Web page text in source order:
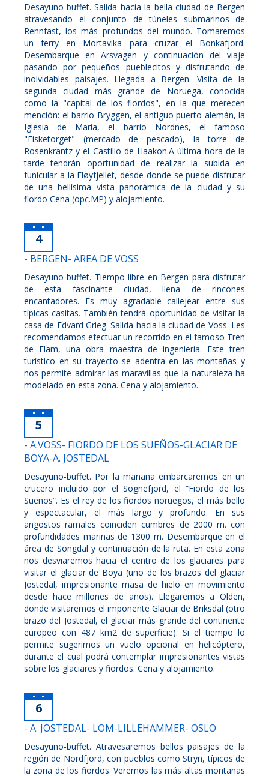
Desayuno-buffet. Salida hacia la bella ciudad de Bergen
atravesando el conjunto de túneles submarinos de
Rennfast, los más profundos del mundo. Tomaremos
un ferry en Mortavika para cruzar el Bonkafjord.
Desembarque en Arsvagen y continuación del viaje
pasando por pequeños pueblecitos y disfrutando de
inolvidables paisajes. Llegada a Bergen. Visita de la
segunda ciudad más grande de Noruega, conocida
como la "capital de los fiordos", en la que merecen
mención: el barrio Bryggen, el antiguo puerto alemán, la
Iglesia de María, el barrio Nordnes, el famoso
"Fisketorget" (mercado de pescado), la torre de
Rosenkrantz y el Castillo de Haakon.A última hora de la
tarde tendrán oportunidad de realizar la subida en
funicular a la Fløyfjellet, desde donde se puede disfrutar
de una bellísima vista panorámica de la ciudad y su
fiordo Cena (opc.MP) y alojamiento.
4
- BERGEN- AREA DE VOSS
Desayuno-buffet. Tiempo libre en Bergen para disfrutar
de esta fascinante ciudad, llena de rincones
encantadores. Es muy agradable callejear entre sus
típicas casitas. También tendrá oportunidad de visitar la
casa de Edvard Grieg. Salida hacia la ciudad de Voss. Les
recomendamos efectuar un recorrido en el famoso Tren
de Flam, una obra maestra de ingeniería. Este tren
turístico en su trayecto se adentra en las montañas y
nos permite admirar las maravillas que la naturaleza ha
modelado en esta zona. Cena y alojamiento.
5
- A.VOSS- FIORDO DE LOS SUEÑOS-GLACIAR DE
BOYA-A. JOSTEDAL
Desayuno-buffet. Por la mañana embarcaremos en un
crucero incluido por el Sognefjord, el “Fiordo de los
Sueños”. Es el rey de los fiordos noruegos, el más bello
y espectacular, el más largo y profundo. En sus
angostos ramales coinciden cumbres de 2000 m. con
profundidades marinas de 1300 m. Desembarque en el
área de Songdal y continuación de la ruta. En esta zona
nos desviaremos hacia el centro de los glaciares para
visitar el glaciar de Boya (uno de los brazos del glaciar
Jostedal, impresionante masa de hielo en movimiento
desde hace millones de años). Llegaremos a Olden,
donde visitaremos el imponente Glaciar de Briksdal (otro
brazo del Jostedal, el glaciar más grande del continente
europeo con 487 km2 de superficie). Si el tiempo lo
permite sugerimos un vuelo opcional en helicóptero,
durante el cual podrá contemplar impresionantes vistas
sobre los glaciares y fiordos. Cena y alojamiento.
6
- A. JOSTEDAL- LOM-LILLEHAMMER- OSLO
Desayuno-buffet. Atravesaremos bellos paisajes de la
región de Nordfjord, con pueblos como Stryn, típicos de
la zona de los fiordos. Veremos las más altas montañas